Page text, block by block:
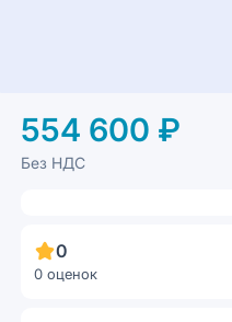
554 600 ₽
Без НДС
0
0 оценок